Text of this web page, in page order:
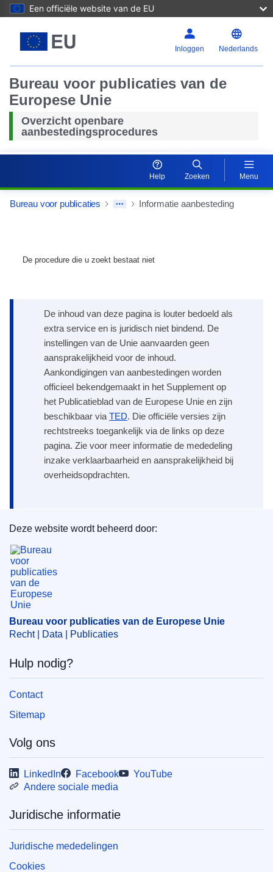
Een officiële website van de EU
Inloggen Nederlands
Bureau voor publicaties van de
Europese Unie
Overzicht openbare
aanbestedingsprocedures
Help Zoeken Menu
Bureau voor publicaties Informatie aanbesteding
De procedure die u zoekt bestaat niet
De inhoud van deze pagina is louter bedoeld als
extra service en is juridisch niet bindend. De
instellingen van de Unie aanvaarden geen
aansprakelijkheid voor de inhoud.
Aankondigingen van aanbestedingen worden
officieel bekendgemaakt in het Supplement op
het Publicatieblad van de Europese Unie en zijn
beschikbaar via TED. Die officiële versies zijn
rechtstreeks toegankelijk via de links op deze
pagina. Zie voor meer informatie de mededeling
inzake verklaarbaarheid en aansprakelijkheid bij
overheidsopdrachten.
Bureau voor publicaties van de Europese Unie
Deze website wordt beheerd door:
Bureau voor publicaties van de Europese Unie
Recht | Data | Publicaties
Hulp nodig?
Contact
Sitemap
Volg ons
LinkedIn Facebook
YouTube
Andere sociale media
Juridische informatie
Juridische mededelingen
Cookies